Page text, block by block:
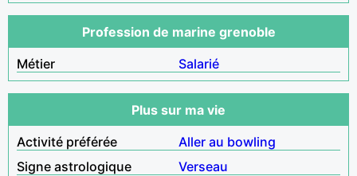
Profession de marine grenoble
Métier
Salarié
Plus sur ma vie
Activité préférée
Aller au bowling
Signe astrologique
Verseau